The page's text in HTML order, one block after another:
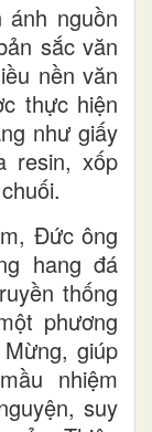
ánh nguồn
sắc văn
nền văn
thực hiện
như giấy
resin, xốp
Đức ông
hang đá
thống
phương
giúp
nhiệm
suy